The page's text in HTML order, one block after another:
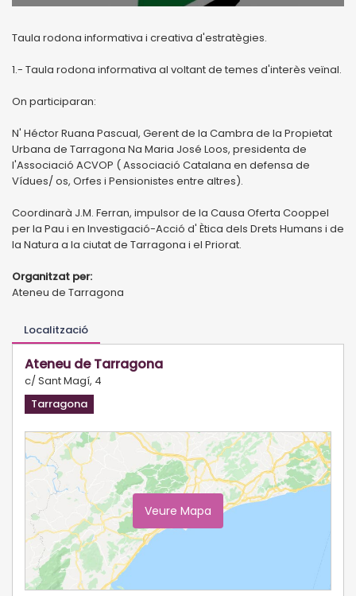
Taula rodona informativa i creativa d'estratègies.
1.- Taula rodona informativa al voltant de temes d'interès veïnal.
On participaran:
N' Héctor Ruana Pascual, Gerent de la Cambra de la Propietat
Urbana de Tarragona Na Maria José Loos, presidenta de
l'Associació ACVOP ( Associació Catalana en defensa de
Vídues/ os, Orfes i Pensionistes entre altres).
Coordinarà J.M. Ferran, impulsor de la Causa Oferta Cooppel
per la Pau i en Investigació-Acció d' Ètica dels Drets Humans i de
la Natura a la ciutat de Tarragona i el Priorat.
Organitzat per:
Ateneu de Tarragona
Localització
Ateneu de Tarragona
c/ Sant Magí, 4
Tarragona
Veure Mapa